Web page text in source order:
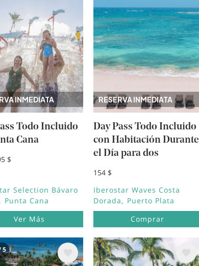
INMEDIATA
Todo Incluido
Cana
$
Selection Bávaro
Punta Cana
Ver Más
RESERVA INMEDIATA
Day Pass Todo Incluido
con Habitación Durante
el Día para dos
154 $
Iberostar Waves Costa
Dorada
Puerto Plata
Comprar
5
Image